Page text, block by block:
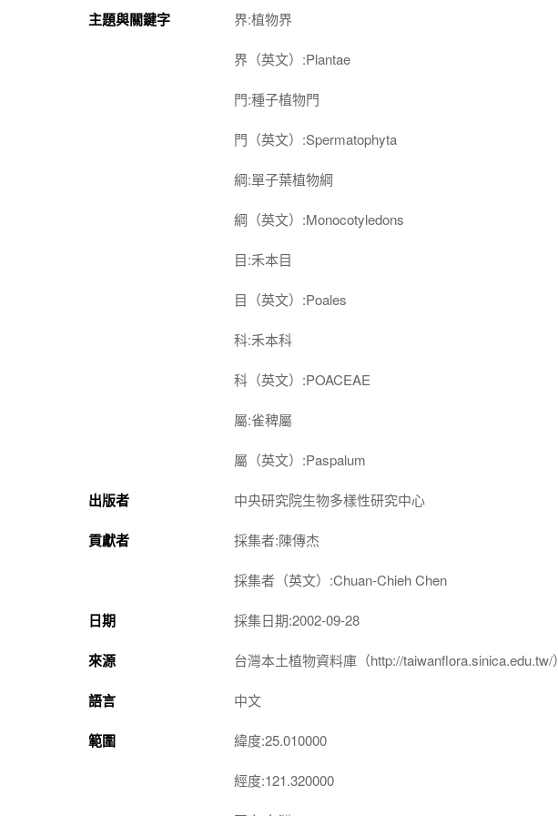
主題與關鍵字 界:植物界
界（英文）:Plantae
門:種子植物門
門（英文）:Spermatophyta
綱:單子葉植物綱
綱（英文）:Monocotyledons
目:禾本目
目（英文）:Poales
科:禾本科
科（英文）:POACEAE
屬:雀稗屬
屬（英文）:Paspalum
出版者 中央研究院生物多樣性研究中心
貢獻者 採集者:陳傳杰
採集者（英文）:Chuan-Chieh Chen
日期 採集日期:2002-09-28
來源 台灣本土植物資料庫（http://taiwanflora.sinica.edu.tw/）
語言 中文
範圍 緯度:25.010000
經度:121.320000